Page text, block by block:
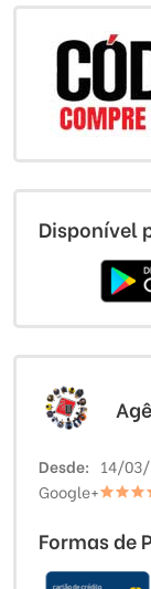
Disponível
Desde 14/03/
Google+
Formas de